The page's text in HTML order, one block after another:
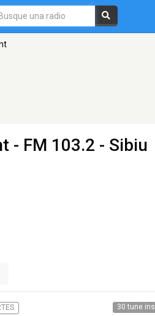
- FM 103.2 - Sibiu
30 tune ins